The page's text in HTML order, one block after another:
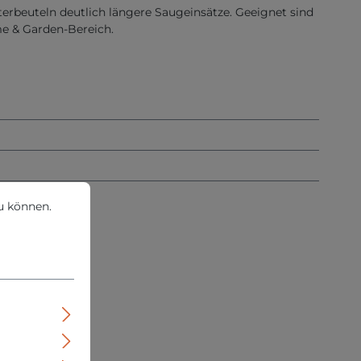
deutlich längere Saugeinsätze. Geeignet sind
& Garden-Bereich.
Mehr Informationen ...
können.